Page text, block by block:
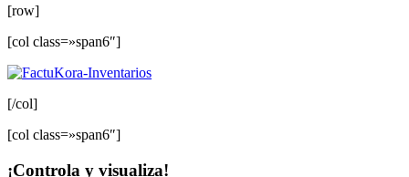
[row]
[col class=»span6″]
[/col]
[col class=»span6″]
¡Controla y visualiza!